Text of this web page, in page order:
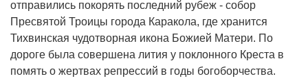
отправились покорять последний рубеж - собор
Пресвятой Троицы города Каракола, где хранится
Тихвинская чудотворная икона Божией Матери. По
дороге была совершена лития у поклонного Креста в
помять о жертвах репрессий в годы богоборчества.